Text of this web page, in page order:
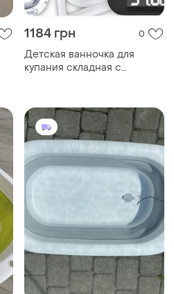
1184 грн 0
Детская ванночка для
купания складная с